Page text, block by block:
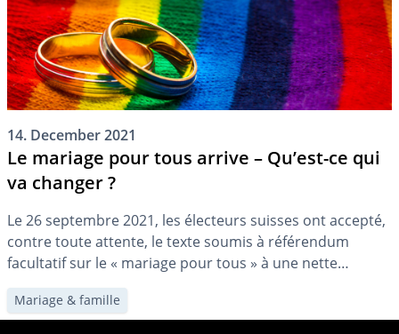
14. December 2021
Le mariage pour tous arrive – Qu’est-ce qui
va changer ?
Le 26 septembre 2021, les électeurs suisses ont accepté,
contre toute attente, le texte soumis à référendum
facultatif sur le « mariage pour tous » à une nette
majorité. Dans cet article, nous montrons les
changements que cela implique pour la planification
Mariage & famille